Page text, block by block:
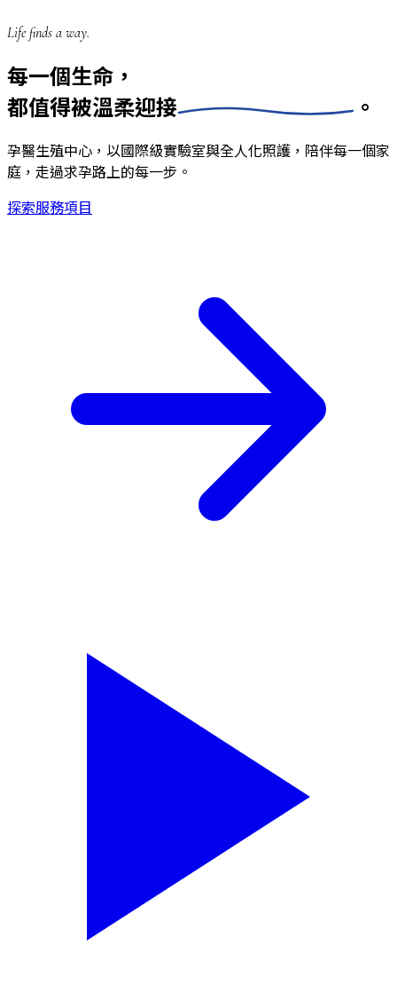
Life finds a way.
每一個生命，
都值得被溫柔迎接 。
孕醫生殖中心，以國際級實驗室與全人化照護，陪伴每一個家
庭，走過求孕路上的每一步。
探索服務項目